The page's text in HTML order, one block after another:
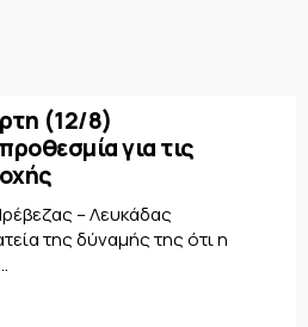
(12/8)
για τις
– Λευκάδας
της δύναμής της ότι η